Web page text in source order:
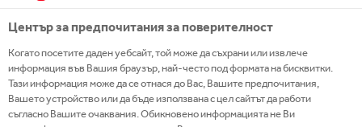
Център за предпочитания за поверителност
Когато посетите даден уебсайт, той може да съхрани или извлече
информация във Вашия браузър, най-често под формата на бисквитки.
Тази информация може да се отнася до Вас, Вашите предпочитания,
Вашето устройство или да бъде използвана с цел сайтът да работи
съгласно Вашите очаквания. Обикновено информацията не Ви